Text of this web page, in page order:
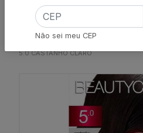
INÍCIO
COLORAÇÕES, TINTURAS E ALISANTES
COLORAÇÃO TONALIZANTE
5.0 CASTANHO CLARO
Não sei meu CEP